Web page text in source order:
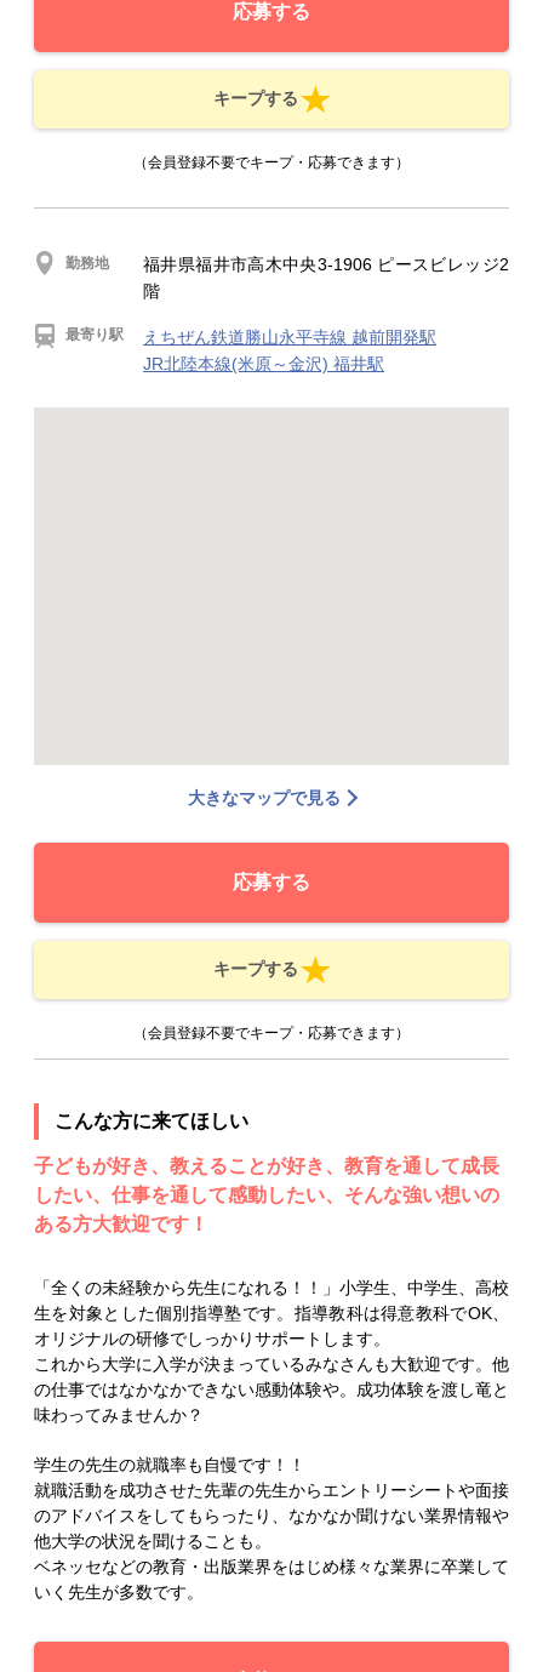
応募する
キープする
（会員登録不要でキープ・応募できます）
勤務地
福井県福井市高木中央3-1906 ピースビレッジ2
階
最寄り駅
えちぜん鉄道勝山永平寺線 越前開発駅
JR北陸本線(米原～金沢) 福井駅
大きなマップで見る
応募する
キープする
（会員登録不要でキープ・応募できます）
こんな方に来てほしい
子どもが好き、教えることが好き、教育を通して成長
したい、仕事を通して感動したい、そんな強い想いの
ある方大歓迎です！
「全くの未経験から先生になれる！！」小学生、中学生、高校
生を対象とした個別指導塾です。指導教科は得意教科でOK、
オリジナルの研修でしっかりサポートします。
これから大学に入学が決まっているみなさんも大歓迎です。他
の仕事ではなかなかできない感動体験や。成功体験を渡し竜と
味わってみませんか？
学生の先生の就職率も自慢です！！
就職活動を成功させた先輩の先生からエントリーシートや面接
のアドバイスをしてもらったり、なかなか聞けない業界情報や
他大学の状況を聞けることも。
ベネッセなどの教育・出版業界をはじめ様々な業界に卒業して
いく先生が多数です。